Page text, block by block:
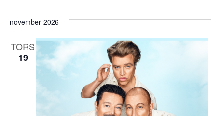
november 2026
TORS
19